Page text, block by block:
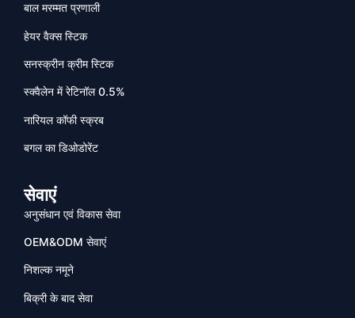
बाल मरम्मत प्रणाली
हेयर वैक्स स्टिक
सनस्क्रीन क्रीम स्टिक
स्क्वैलेन में रेटिनॉल 0.5%
नारियल कॉफी स्क्रब
बगल का डिओडोरेंट
सेवाएं
अनुसंधान एवं विकास सेवा
OEM&ODM सेवाएं
निशल्क नमूने
बिक्री के बाद सेवा